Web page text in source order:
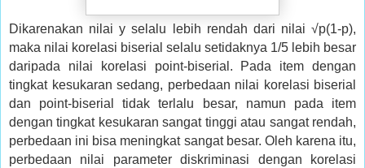
Dikarenakan nilai y selalu lebih rendah dari nilai √p(1-p),
maka nilai korelasi biserial selalu setidaknya 1/5 lebih besar
daripada nilai korelasi point-biserial. Pada item dengan
tingkat kesukaran sedang, perbedaan nilai korelasi biserial
dan point-biserial tidak terlalu besar, namun pada item
dengan tingkat kesukaran sangat tinggi atau sangat rendah,
perbedaan ini bisa meningkat sangat besar. Oleh karena itu,
perbedaan nilai parameter diskriminasi dengan korelasi